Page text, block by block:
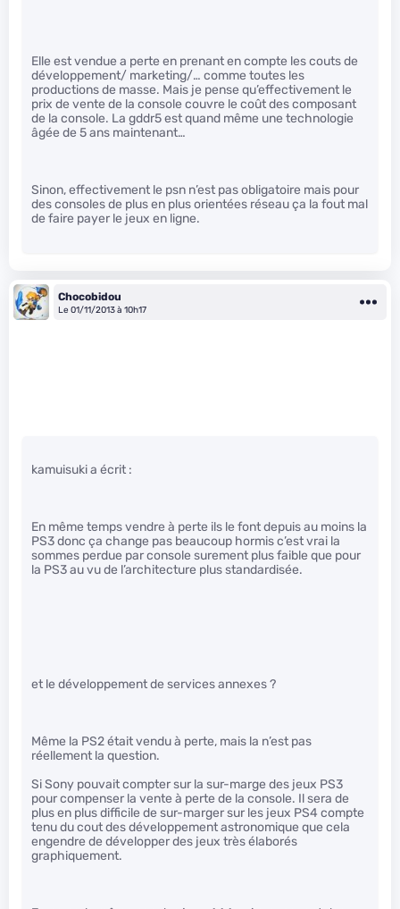
Elle est vendue a perte en prenant en compte les couts de
développement/ marketing/… comme toutes les
productions de masse. Mais je pense qu’effectivement le
prix de vente de la console couvre le coût des composant
de la console. La gddr5 est quand même une technologie
âgée de 5 ans maintenant…
Sinon, effectivement le psn n’est pas obligatoire mais pour
des consoles de plus en plus orientées réseau ça la fout mal
de faire payer le jeux en ligne.
Chocobidou
Le 01/11/2013 à 10h17
kamuisuki a écrit :
En même temps vendre à perte ils le font depuis au moins la
PS3 donc ça change pas beaucoup hormis c’est vrai la
sommes perdue par console surement plus faible que pour
la PS3 au vu de l’architecture plus standardisée.
et le développement de services annexes ?
Même la PS2 était vendu à perte, mais la n’est pas
réellement la question.
Si Sony pouvait compter sur la sur-marge des jeux PS3
pour compenser la vente à perte de la console. Il sera de
plus en plus difficile de sur-marger sur les jeux PS4 compte
tenu du cout des développement astronomique que cela
engendre de développer des jeux très élaborés
graphiquement.